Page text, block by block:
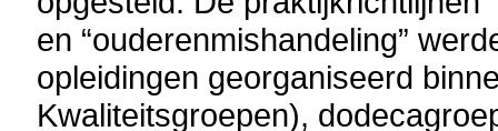
en “ouderenmishandeling”
opleidingen georganiseerd
Kwaliteitsgroepen),